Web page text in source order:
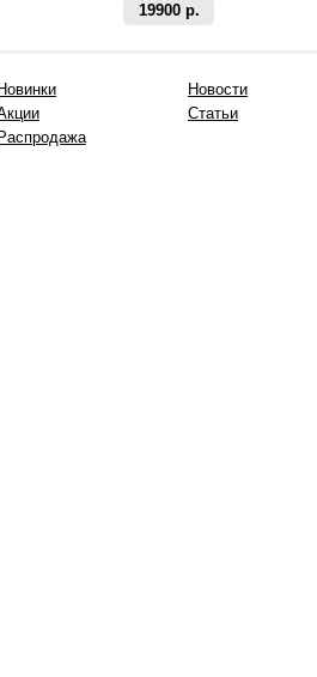
19900 р.
Новинки
Распродажа
Новости
Статьи